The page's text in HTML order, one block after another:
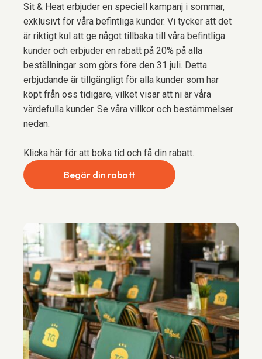
Sit & Heat erbjuder en speciell kampanj i sommar,
exklusivt för våra befintliga kunder. Vi tycker att det
är riktigt kul att ge något tillbaka till våra befintliga
kunder och erbjuder en rabatt på 20% på alla
beställningar som görs före den 31 juli. Detta
erbjudande är tillgängligt för alla kunder som har
köpt från oss tidigare, vilket visar att ni är våra
värdefulla kunder. Se våra villkor och bestämmelser
nedan.
Klicka här för att boka tid och få din rabatt.
Begär din rabatt